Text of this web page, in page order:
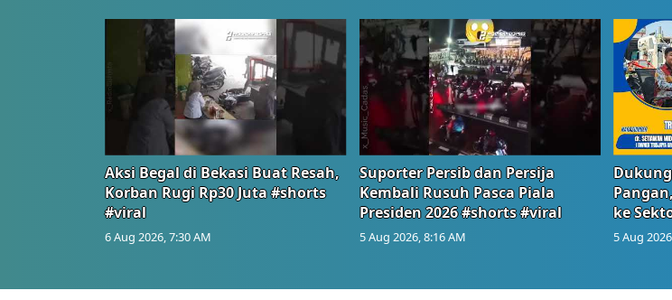
Aksi Begal di Bekasi Buat Resah,
Korban Rugi Rp30 Juta #shorts
#viral
6 Aug 2026, 7:30 AM
Suporter Persib dan Persija
Kembali Rusuh Pasca Piala
Presiden 2026 #shorts #viral
5 Aug 2026, 8:16 AM
ke
5 Aug